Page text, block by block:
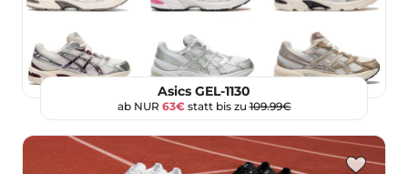
Asics GEL-1130
ab NUR 63€statt bis zu109.99€